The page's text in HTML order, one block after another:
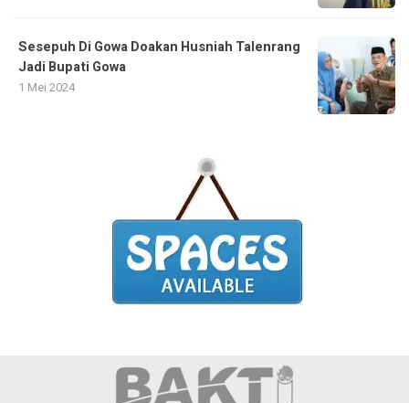
Sesepuh Di Gowa Doakan Husniah Talenrang
Jadi Bupati Gowa
1 Mei 2024